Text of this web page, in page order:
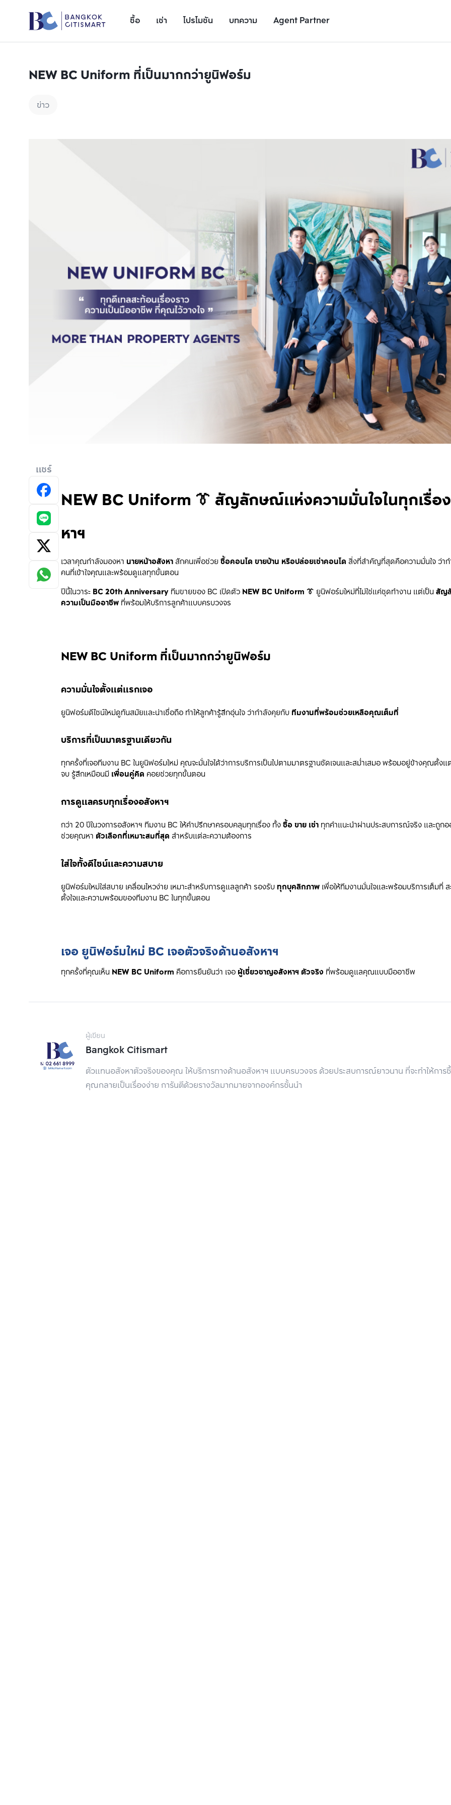
ซื้อ เช่า โปรโมชัน บทความ Agent Partner
NEW BC Uniform ที่เป็นมากกว่ายูนิฟอร์ม
ข่าว
แชร์
NEW BC Uniform 👔 สัญลักษณ์แห่งความมั่นใจในทุกเรื่อ
หาฯ
เวลาคุณกำลังมองหา นายหน้าอสังหา สักคนเพื่อช่วย ซื้อคอนโด ขายบ้าน หรือปล่อยเช่าคอนโด สิ่งที่สำคัญที่สุดคือความมั่นใจ ว่า
คนที่เข้าใจคุณและพร้อมดูแลทุกขั้นตอน
ปีนี้ในวาระ BC 20th Anniversary ทีมขายของ BC เปิดตัว NEW BC Uniform 👔 ยูนิฟอร์มใหม่ที่ไม่ใช่แค่ชุดทำงาน แต่เป็น สัญ
ความเป็นมืออาชีพ ที่พร้อมให้บริการลูกค้าแบบครบวงจร
NEW BC Uniform ที่เป็นมากกว่ายูนิฟอร์ม
ความมั่นใจตั้งแต่แรกเจอ
ยูนิฟอร์มดีไซน์ใหม่ดูทันสมัยและน่าเชื่อถือ ทำให้ลูกค้ารู้สึกอุ่นใจ ว่ากำลังคุยกับ ทีมงานที่พร้อมช่วยเหลือคุณเต็มที่
บริการที่เป็นมาตรฐานเดียวกัน
ทุกครั้งที่เจอทีมงาน BC ในยูนิฟอร์มใหม่ คุณจะมั่นใจได้ว่าการบริการเป็นไปตามมาตรฐานชัดเจนและสม่ำเสมอ พร้อมอยู่ข้างคุณตั้งแ
จบ รู้สึกเหมือนมี เพื่อนคู่คิด คอยช่วยทุกขั้นตอน
การดูแลครบทุกเรื่องอสังหาฯ
กว่า 20 ปีในวงการอสังหาฯ ทีมงาน BC ให้คำปรึกษาครอบคลุมทุกเรื่อง ทั้ง ซื้อ ขาย เช่า ทุกคำแนะนำผ่านประสบการณ์จริง และถูก
ช่วยคุณหา ตัวเลือกที่เหมาะสมที่สุด สำหรับแต่ละความต้องการ
ใส่ใจทั้งดีไซน์และความสบาย
ยูนิฟอร์มใหม่ใส่สบาย เคลื่อนไหวง่าย เหมาะสำหรับการดูแลลูกค้า รองรับ ทุกบุคลิกภาพ เพื่อให้ทีมงานมั่นใจและพร้อมบริการเต็มที่
ตั้งใจและความพร้อมของทีมงาน BC ในทุกขั้นตอน
เจอ ยูนิฟอร์มใหม่ BC เจอตัวจริงด้านอสังหาฯ
ทุกครั้งที่คุณเห็น NEW BC Uniform คือการยืนยันว่า เจอ ผู้เชี่ยวชาญอสังหาฯ ตัวจริง ที่พร้อมดูแลคุณแบบมืออาชีพ
ผู้เขียน
Bangkok Citismart
ตัวแทนอสังหาตัวจริงของคุณ ให้บริการทางด้านอสังหาฯ แบบครบวงจร ด้วยประสบการณ์ยาวนาน ที่จะทำให้การ
คุณกลายเป็นเรื่องง่าย การันตีด้วยรางวัลมากมายจากองค์กรชั้นนำ